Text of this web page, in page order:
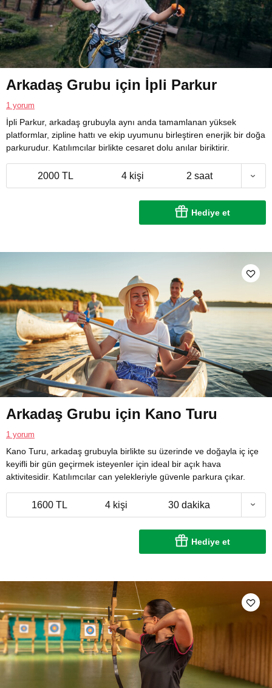
Arkadaş Grubu için İpli Parkur
1 yorum
İpli Parkur, arkadaş grubuyla aynı anda tamamlanan yüksek
platformlar, zipline hattı ve ekip uyumunu birleştiren enerjik bir doğa
parkurudur. Katılımcılar birlikte cesaret dolu anılar biriktirir.
2000 TL 4 kişi 2 saat
Hediye et
Arkadaş Grubu için Kano Turu
1 yorum
Kano Turu, arkadaş grubuyla birlikte su üzerinde ve doğayla iç içe
keyifli bir gün geçirmek isteyenler için ideal bir açık hava
aktivitesidir. Katılımcılar can yelekleriyle güvenle parkura çıkar.
1600 TL 4 kişi 30 dakika
Hediye et